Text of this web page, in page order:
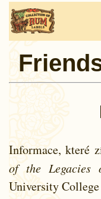
Informace, které
of the Legacies
University